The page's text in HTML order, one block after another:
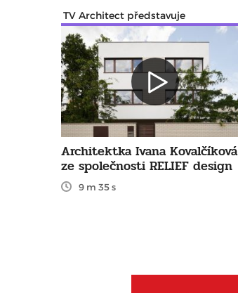
TV Architect představuje
Architektka Ivana Kovalčíková
ze společnosti RELIEF design
9 m 35 s